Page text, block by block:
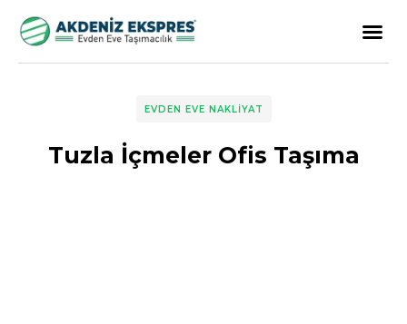
EVDEN EVE NAKLIYAT
Tuzla İçmeler Ofis Taşıma